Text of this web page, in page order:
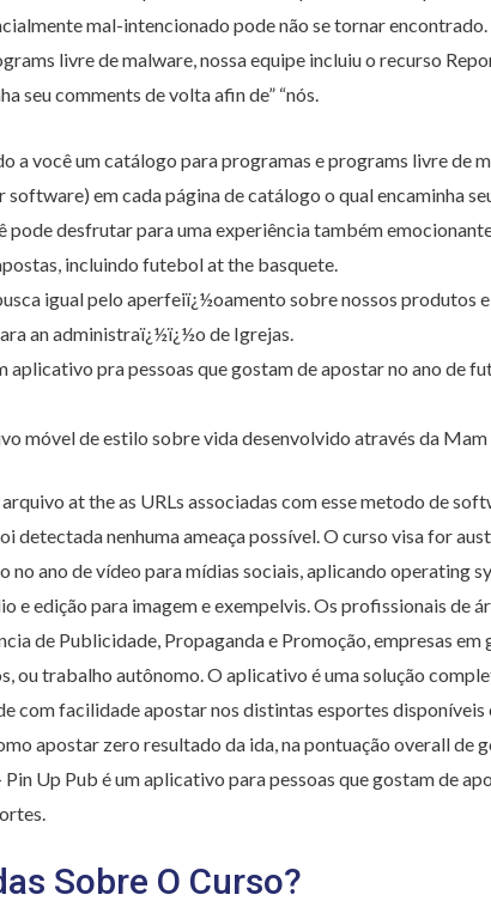
mal-intencionado pode não se tornar
livre de malware, nossa equipe incluiu o recurso
seu comments de volta afin de” “nós.
a você um catálogo para programas e programs livre de
em cada página de catálogo o qual encaminha
pode desfrutar para uma experiência também
incluindo futebol at the basquete.
igual pelo aperfeiï¿½oamento sobre nossos produtos
an administraï¿½ï¿½o de Igrejas.
aplicativo pra pessoas que gostam de apostar no ano de
móvel de estilo sobre vida desenvolvido através da
at the as URLs associadas com esse metodo de
detectada nenhuma ameaça possível. O curso visa for
no ano de vídeo para mídias sociais, aplicando operating
e edição para imagem e exempelvis. Os profissionais de
de Publicidade, Propaganda e Promoção, empresas em
ou trabalho autônomo. O aplicativo é uma solução
com facilidade apostar nos distintas esportes
apostar zero resultado da ida, na pontuação overall de
Up Pub é um aplicativo para pessoas que gostam de
Sobre O Curso?